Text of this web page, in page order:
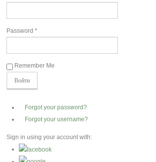
Password *
Remember Me
Forgot your password?
Forgot your username?
Sign in using your account with: